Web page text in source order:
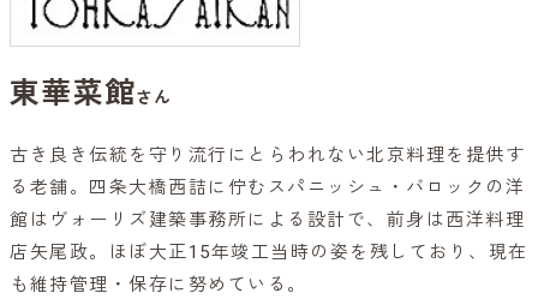
東華菜館さん
古き良き伝統を守り流行にとらわれない北京料理を提供す
る老舗。四条大橋西詰に佇むスパニッシュ・バロックの洋
館はヴォーリズ建築事務所による設計で、前身は西洋料理
店矢尾政。ほぼ大正15年竣工当時の姿を残しており、現在
も維持管理・保存に努めている。